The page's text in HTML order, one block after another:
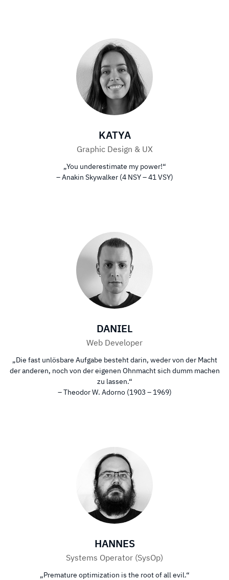
KATYA
Graphic Design & UX
„You underestimate my power!“
– Anakin Skywalker (4 NSY – 41 VSY)
DANIEL
Web Developer
„Die fast unlösbare Aufgabe besteht darin, weder von der Macht
der anderen, noch von der eigenen Ohnmacht sich dumm machen
zu lassen.“
– Theodor W. Adorno (1903 – 1969)
HANNES
Systems Operator (SysOp)
„Premature optimization is the root of all evil.“